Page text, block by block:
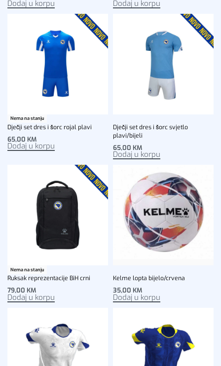
Dodaj u korpu Dodaj u korpu
Nema na stanju
Dječji set dres i šorc rojal plavi
65,00 KM
Dodaj u korpu
Dječji set dres i šorc svjetlo
plavi/bijeli
65,00 KM
Dodaj u korpu
Nema na stanju
Ruksak reprezentacije BiH crni
79,00 KM
Dodaj u korpu
Kelme lopta bijelo/crvena
35,00 KM
Dodaj u korpu